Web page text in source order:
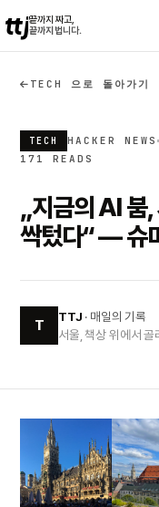
ttj끝까지 짜고,
끝까지 법니다.
TECH 으로 돌아가기
TECH HACKER NEWS
171 READS
„지금의 AI 붐
싹텄다“ — 슈
T
TTJ · 매일의 기록
서울, 책상 위에서 골